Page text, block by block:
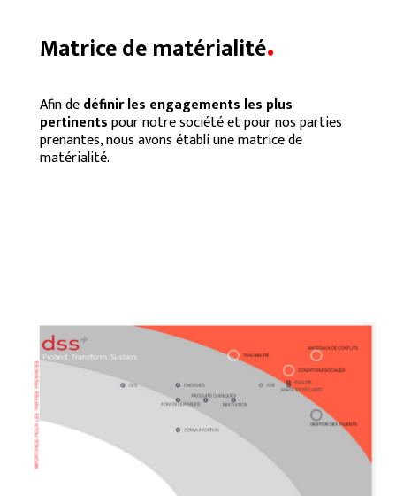
Matrice de matérialité.
Afin dedéfinir les engagements les plus
pertinentspour notre société et pour nos parties
prenantes, nous avons établi une matrice de
matérialité.